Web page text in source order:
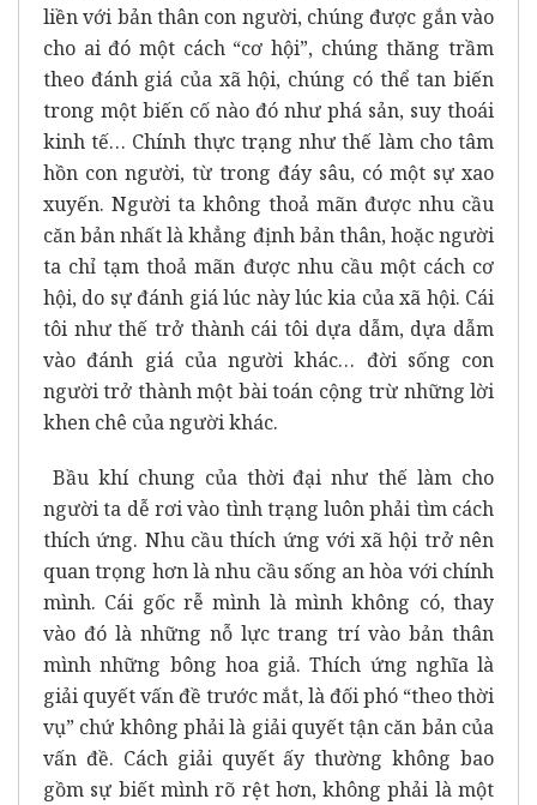
liền với bản thân con người, chúng được gắn vào
cho ai đó một cách “cơ hội”, chúng thăng trầm
theo đánh giá của xã hội, chúng có thể tan biến
trong một biến cố nào đó như phá sản, suy thoái
kinh tế… Chính thực trạng như thế làm cho tâm
hồn con người, từ trong đáy sâu, có một sự xao
xuyến. Người ta không thoả mãn được nhu cầu
căn bản nhất là khẳng định bản thân, hoặc người
ta chỉ tạm thoả mãn được nhu cầu một cách cơ
hội, do sự đánh giá lúc này lúc kia của xã hội. Cái
tôi như thế trở thành cái tôi dựa dẫm, dựa dẫm
vào đánh giá của người khác… đời sống con
người trở thành một bài toán cộng trừ những lời
khen chê của người khác.
Bầu khí chung của thời đại như thế làm cho
người ta dễ rơi vào tình trạng luôn phải tìm cách
thích ứng. Nhu cầu thích ứng với xã hội trở nên
quan trọng hơn là nhu cầu sống an hòa với chính
mình. Cái gốc rễ mình là mình không có, thay
vào đó là những nỗ lực trang trí vào bản thân
mình những bông hoa giả. Thích ứng nghĩa là
giải quyết vấn đề trước mắt, là đối phó “theo thời
vụ” chứ không phải là giải quyết tận căn bản của
vấn đề. Cách giải quyết ấy thường không bao
gồm sự biết mình rõ rệt hơn, không phải là một